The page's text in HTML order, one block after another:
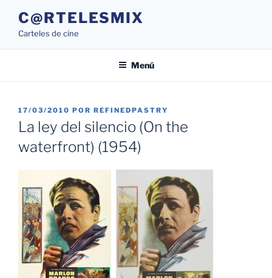
contenido
C@RTELESMIX
Carteles de cine
Menú
PUBLICADO
EL
17/03/2010 POR REFINEDPASTRY
La ley del silencio (On the
waterfront) (1954)